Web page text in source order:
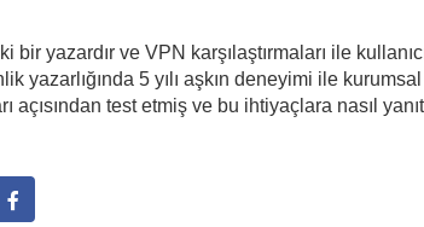
bir yazardır ve VPN karşılaştırmaları ile
yazarlığında 5 yılı aşkın deneyimi ile
açısından test etmiş ve bu ihtiyaçlara nasıl